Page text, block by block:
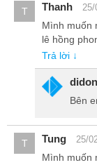
Ngoài việc hiển
chiếc điện thoại
gây hại cho mắt,
T Thanh 25/
Mình muốn
lê hồng
Trả lời ↓
Bên
T Tung 25/
Mình muốn